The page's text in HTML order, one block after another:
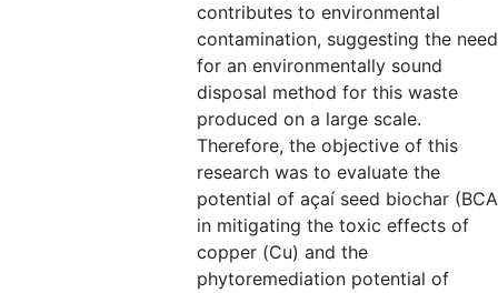
contributes to environmental
contamination, suggesting the need
for an environmentally sound
disposal method for this waste
produced on a large scale.
Therefore, the objective of this
research was to evaluate the
potential of açaí seed biochar
in mitigating the toxic effects of
copper (Cu) and the
phytoremediation potential of